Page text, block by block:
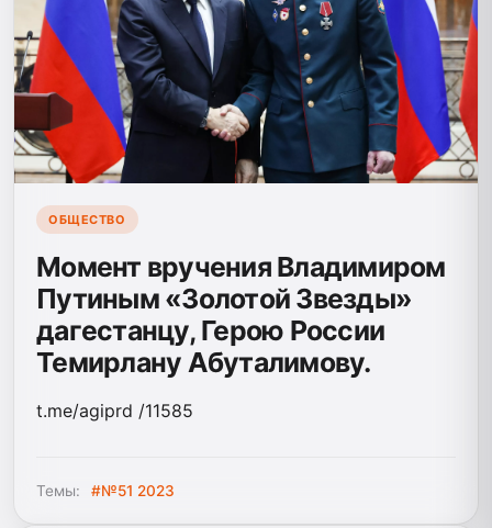
ОБЩЕСТВО
Момент вручения Владимиром
Путиным «Золотой Звезды»
дагестанцу, Герою России
Темирлану Абуталимову.
t.me/agiprd /11585
Темы: #№51 2023